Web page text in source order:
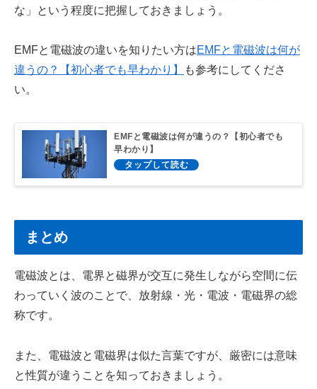
な」という程度に把握しておきましょう。
EMFと電磁波の違いを知りたい方はEMFと電磁波は何が
違うの？【初心者でも早わかり】
も参考にしてくださ
い。
EMFと電磁波は何が違うの？【初心者でも
早わかり】
まとめ
電磁波とは、電界と磁界が交互に発生しながら空間に伝
わっていく波のことで、放射線・光・電波・電磁界の総
称です。
また、電磁波と電磁界は似た言葉ですが、厳密には意味
と性質が違うことを知っておきましょう。